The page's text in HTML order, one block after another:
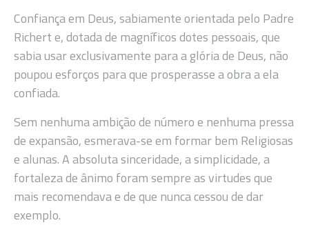
Confiança em Deus, sabiamente orientada pelo Padre
Richert e, dotada de magníficos dotes pessoais, que
sabia usar exclusivamente para a glória de Deus, não
poupou esforços para que prosperasse a obra a ela
confiada.
Sem nenhuma ambição de número e nenhuma pressa
de expansão, esmerava-se em formar bem Religiosas
e alunas. A absoluta sinceridade, a simplicidade, a
fortaleza de ânimo foram sempre as virtudes que
mais recomendava e de que nunca cessou de dar
exemplo.